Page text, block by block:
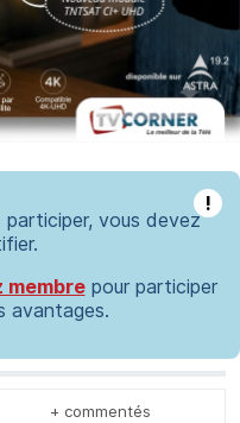
!
participer, vous devez
membrepour participer
avantages.
+ commentés